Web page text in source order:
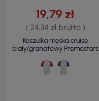
19,79 zł
( 24,34 zł brutto )
Koszulka męska cruise
biały/granatowy Promostars